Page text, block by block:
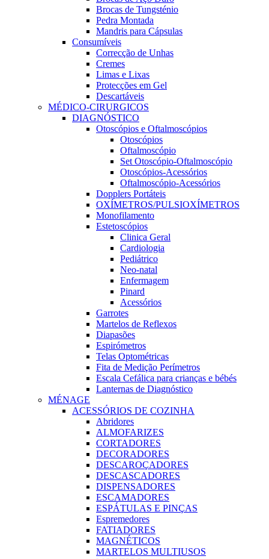
Brocas de Tungsténio
Pedra Montada
Mandris para Cápsulas
Consumíveis
Correcção de Unhas
Cremes
Limas e Lixas
Protecções em Gel
Descartáveis
MÉDICO-CIRURGICOS
DIAGNÓSTICO
Otoscópios e Oftalmoscópios
Otoscópios
Oftalmoscópio
Set Otoscópio-Oftalmoscópio
Otoscópios-Acessórios
Oftalmoscópio-Acessórios
Dopplers Portáteis
OXÍMETROS/PULSIOXÍMETROS
Monofilamento
Estetoscópios
Clinica Geral
Cardiologia
Pediátrico
Neo-natal
Enfermagem
Pinard
Acessórios
Garrotes
Martelos de Reflexos
Diapasões
Espirómetros
Telas Optométricas
Fita de Medição Perímetros
Escala Cefálica para crianças e bébés
Lanternas de Diagnóstico
MÉNAGE
ACESSÓRIOS DE COZINHA
Abridores
ALMOFARIZES
CORTADORES
DECORADORES
DESCAROÇADORES
DESCASCADORES
DISPENSADORES
ESCAMADORES
ESPÁTULAS E PINÇAS
Espremedores
FATIADORES
MAGNÉTICOS
MARTELOS MULTIUSOS